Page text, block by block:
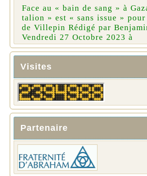
Face au « bain de sang » à
talion » est « sans issue »
de Villepin Rédigé par
Vendredi 27 Octobre 2023 à
Visites
Partenaire